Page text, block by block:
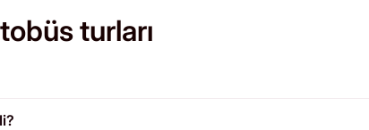
turları